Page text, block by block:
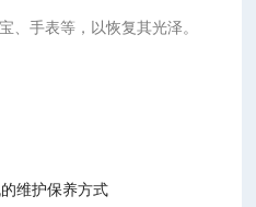
手表等，以恢复其光泽。
维护保养方式